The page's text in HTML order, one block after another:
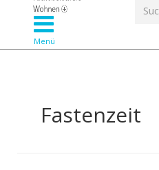
Menü
Fastenzeit